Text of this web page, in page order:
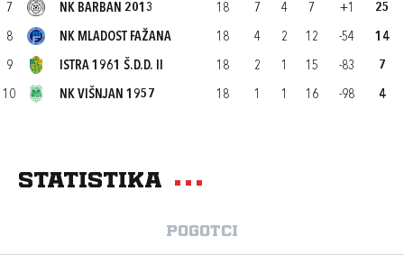
7 NK BARBAN 2013 18 7 4 7 +1 25
8 NK MLADOST FAŽANA 18 4 2 12 -54 14
9 ISTRA 1961 Š.D.D. II 18 2 1 15 -83 7
10 NK VIŠNJAN 1957 18 1 1 16 -98 4
Statistika
Pogotci